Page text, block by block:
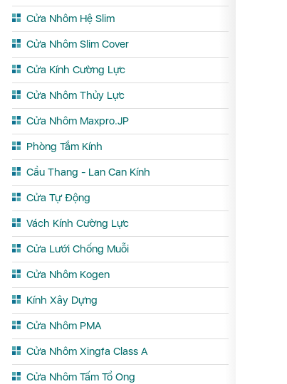
Cửa Nhôm Hệ Slim
Cửa Nhôm Slim Cover
Cửa Kính Cường Lực
Cửa Nhôm Thủy Lực
Cửa Nhôm Maxpro.JP
Phòng Tắm Kính
Cầu Thang - Lan Can Kính
Cửa Tự Động
Vách Kính Cường Lực
Cửa Lưới Chống Muỗi
Cửa Nhôm Kogen
Kính Xây Dựng
Cửa Nhôm PMA
Cửa Nhôm Xingfa Class A
Cửa Nhôm Tấm Tổ Ong